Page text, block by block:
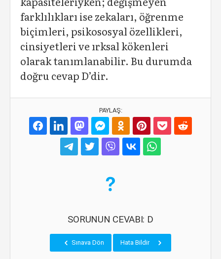
farklılıkları ise zekaları, öğrenme
biçimleri, psikososyal özellikleri,
cinsiyetleri ve ırksal kökenleri
olarak tanımlanabilir. Bu durumda
doğru cevap D’dir.
PAYLAŞ:
SORUNUN CEVABI: D
Sınava Dön Hata Bildir